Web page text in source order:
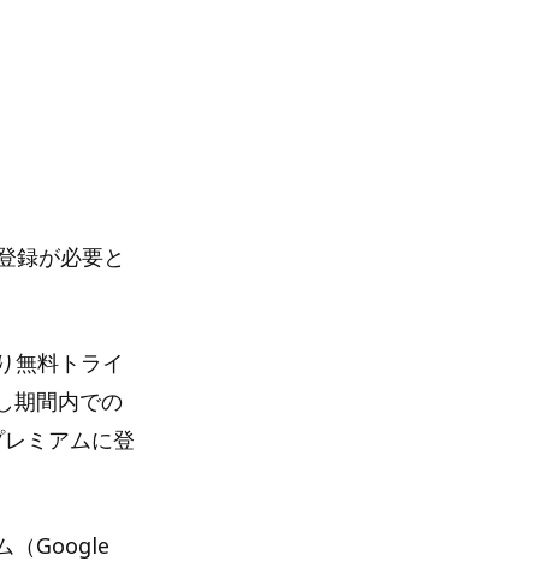
録が必要と
無料トライ
期間内での
ミアムに登
（Google